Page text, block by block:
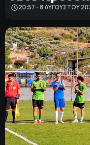
20:57 - 8 ΑΥΓΟΎΣΤΟΥ